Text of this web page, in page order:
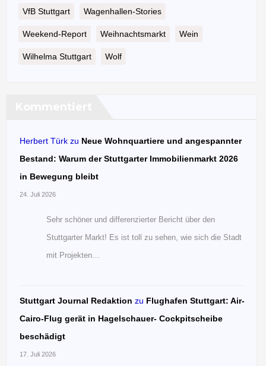
VfB Stuttgart Wagenhallen-Stories
Weekend-Report Weihnachtsmarkt Wein
Wilhelma Stuttgart Wolf
Herbert Türk zu Neue Wohnquartiere und angespannter
Bestand: Warum der Stuttgarter Immobilienmarkt 2026
in Bewegung bleibt
24. Juli 2026
Sehr schöner und differenzierter Bericht über den
Stuttgarter Markt! Es ist toll zu sehen, wie sich die Stadt
mit Projekten…
Stuttgart Journal Redaktion zu Flughafen Stuttgart: Air-
Cairo-Flug gerät in Hagelschauer- Cockpitscheibe
beschädigt
17. Juli 2026